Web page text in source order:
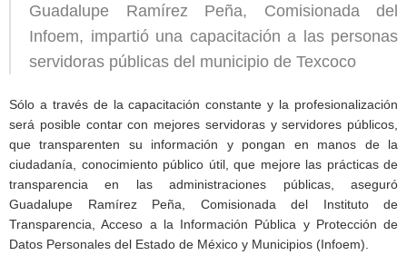
Guadalupe Ramírez Peña, Comisionada del
Infoem, impartió una capacitación a las personas
servidoras públicas del municipio de Texcoco
Sólo a través de la capacitación constante y la profesionalización
será posible contar con mejores servidoras y servidores públicos,
que transparenten su información y pongan en manos de la
ciudadanía, conocimiento público útil, que mejore las prácticas de
transparencia en las administraciones públicas, aseguró
Guadalupe Ramírez Peña, Comisionada del Instituto de
Transparencia, Acceso a la Información Pública y Protección de
Datos Personales del Estado de México y Municipios (Infoem).